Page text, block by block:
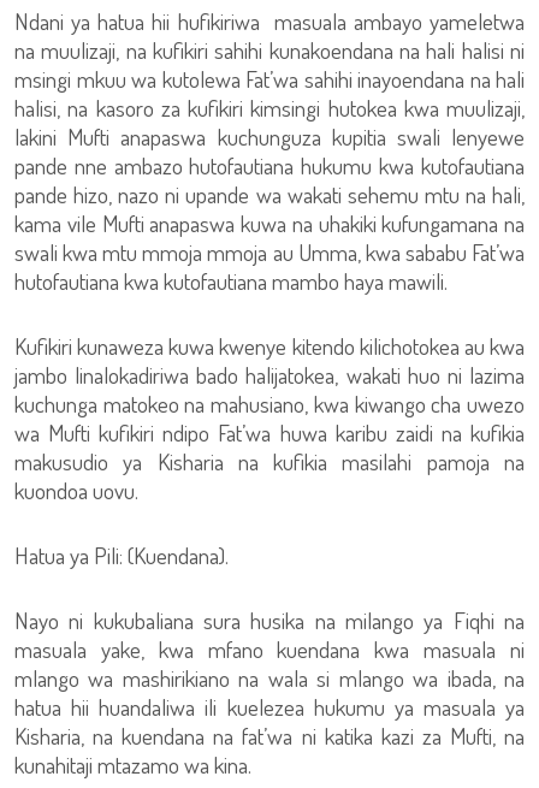
Ndani ya hatua hii hufikiriwa masuala ambayo yameletwa
na muulizaji, na kufikiri sahihi kunakoendana na hali halisi ni
msingi mkuu wa kutolewa Fat’wa sahihi inayoendana na hali
halisi, na kasoro za kufikiri kimsingi hutokea kwa muulizaji,
lakini Mufti anapaswa kuchunguza kupitia swali lenyewe
pande nne ambazo hutofautiana hukumu kwa kutofautiana
pande hizo, nazo ni upande wa wakati sehemu mtu na hali,
kama vile Mufti anapaswa kuwa na uhakiki kufungamana na
swali kwa mtu mmoja mmoja au Umma, kwa sababu Fat’wa
hutofautiana kwa kutofautiana mambo haya mawili.
Kufikiri kunaweza kuwa kwenye kitendo kilichotokea au kwa
jambo linalokadiriwa bado halijatokea, wakati huo ni lazima
kuchunga matokeo na mahusiano, kwa kiwango cha uwezo
wa Mufti kufikiri ndipo Fat’wa huwa karibu zaidi na kufikia
makusudio ya Kisharia na kufikia masilahi pamoja na
kuondoa uovu.
Hatua ya Pili: (Kuendana).
Nayo ni kukubaliana sura husika na milango ya Fiqhi na
masuala yake, kwa mfano kuendana kwa masuala ni
mlango wa mashirikiano na wala si mlango wa ibada, na
hatua hii huandaliwa ili kuelezea hukumu ya masuala ya
Kisharia, na kuendana na fat’wa ni katika kazi za Mufti, na
kunahitaji mtazamo wa kina.